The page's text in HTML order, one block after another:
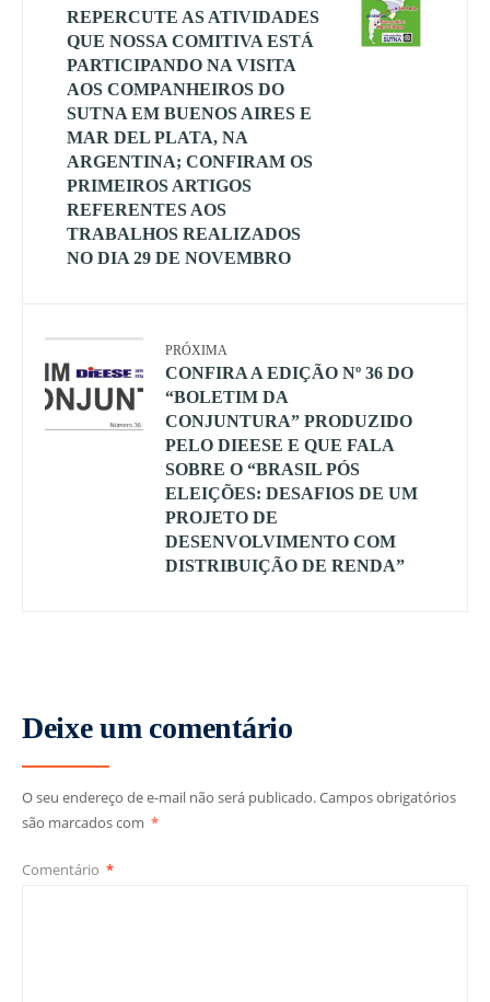
REPERCUTE AS ATIVIDADES
QUE NOSSA COMITIVA ESTÁ
PARTICIPANDO NA VISITA
AOS COMPANHEIROS DO
SUTNA EM BUENOS AIRES E
MAR DEL PLATA, NA
ARGENTINA; CONFIRAM OS
PRIMEIROS ARTIGOS
REFERENTES AOS
TRABALHOS REALIZADOS
NO DIA 29 DE NOVEMBRO
PRÓXIMA
CONFIRA A EDIÇÃO Nº 36 DO
“BOLETIM DA
CONJUNTURA” PRODUZIDO
PELO DIEESE E QUE FALA
SOBRE O “BRASIL PÓS
ELEIÇÕES: DESAFIOS DE UM
PROJETO DE
DESENVOLVIMENTO COM
DISTRIBUIÇÃO DE RENDA”
Deixe um comentário
O seu endereço de e-mail não será publicado.Campos obrigatórios
são marcados com *
Comentário *